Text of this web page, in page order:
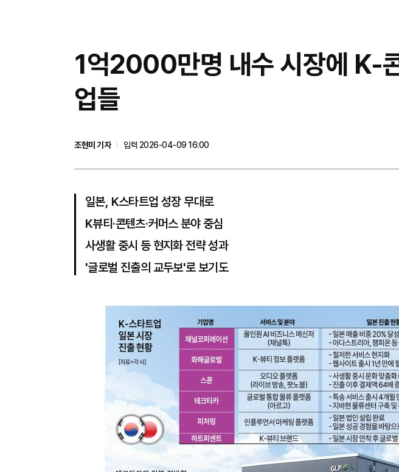
1억2000만명 내수 시장에 K-
업들
조현미 기자
입력 2026-04-09 16:00
일본, K스타트업 성장 무대로
K뷰티·콘텐츠·커머스 분야 중심
사생활 중시 등 현지화 전략 성과
'글로벌 진출의 교두보'로 보기도